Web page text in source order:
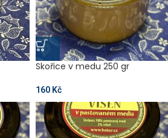
Skořice v medu 250 gr
160 Kč